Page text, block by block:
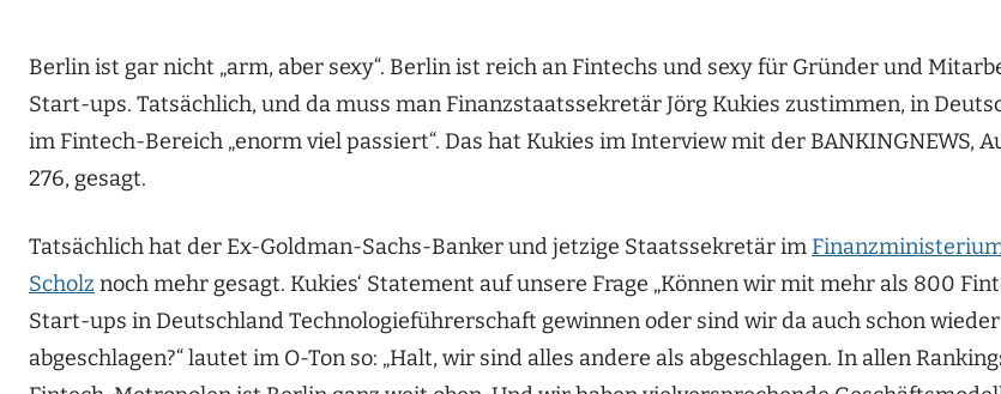
Berlin ist gar nicht „arm, aber sexy“. Berlin ist reich an Fintechs und sexy für Gründer und
Start-ups. Tatsächlich, und da muss man Finanzstaatssekretär Jörg Kukies zustimmen, in
im Fintech-Bereich „enorm viel passiert“. Das hat Kukies im Interview mit der BANKINGNEWS,
276, gesagt.
Tatsächlich hat der Ex-Goldman-Sachs-Banker und jetzige Staatssekretär im
Scholz noch mehr gesagt. Kukies‘ Statement auf unsere Frage „Können wir mit mehr als 800
Start-ups in Deutschland Technologieführerschaft gewinnen oder sind wir da auch schon wieder
abgeschlagen?“ lautet im O-Ton so: „Halt, wir sind alles andere als abgeschlagen. In allen